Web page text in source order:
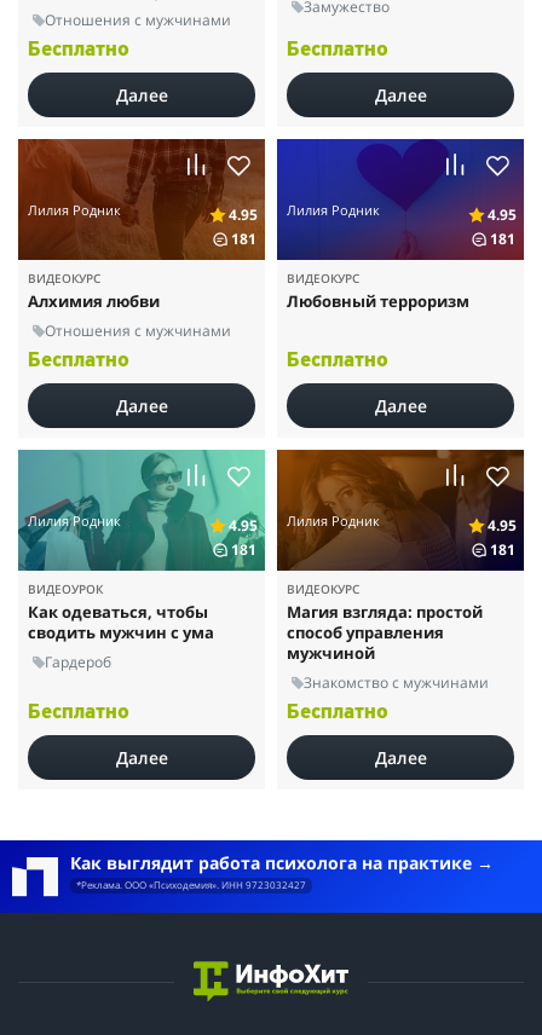
Отношения с мужчинами
Бесплатно
Далее
Замужество
Бесплатно
Далее
Лилия Родник
4.95
181
ВИДЕОКУРС
Алхимия любви
Отношения с мужчинами
Бесплатно
Далее
Лилия Родник
4.95
181
ВИДЕОКУРС
Любовный терроризм
Бесплатно
Далее
Лилия Родник
4.95
181
ВИДЕОУРОК
Как одеваться, чтобы
сводить мужчин с ума
Гардероб
Бесплатно
Далее
Лилия Родник
4.95
181
ВИДЕОКУРС
Магия взгляда: простой
способ управления
мужчиной
Знакомство с мужчинами
Бесплатно
Далее
Как выглядит работа психолога на практике
*Реклама. ООО «Психодемия». ИНН 9723032427